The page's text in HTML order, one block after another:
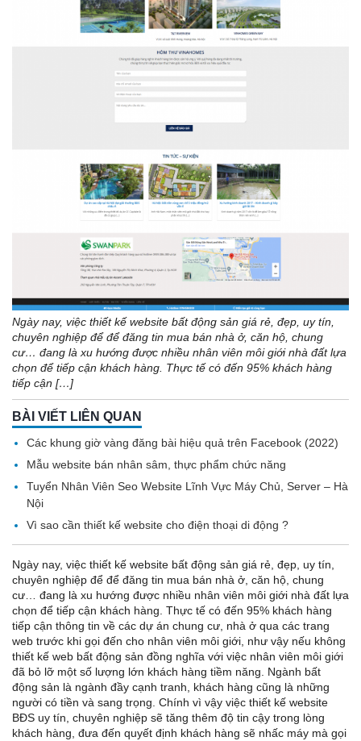
Ngày nay, việc thiết kế website bất động sản giá rẻ, đẹp, uy tín,
chuyên nghiệp để để đăng tin mua bán nhà ở, căn hộ, chung
cư… đang là xu hướng được nhiều nhân viên môi giới nhà đất lựa
chọn để tiếp cận khách hàng. Thực tế có đến 95% khách hàng
tiếp cận […]
BÀI VIẾT LIÊN QUAN
Các khung giờ vàng đăng bài hiệu quả trên Facebook (2022)
Mẫu website bán nhân sâm, thực phẩm chức năng
Tuyển Nhân Viên Seo Website Lĩnh Vực Máy Chủ, Server – Hà
Nội
Vì sao cần thiết kế website cho điện thoại di động ?
Ngày nay, việc thiết kế website bất động sản giá rẻ, đẹp, uy tín,
chuyên nghiệp để để đăng tin mua bán nhà ở, căn hộ, chung
cư… đang là xu hướng được nhiều nhân viên môi giới nhà đất lựa
chọn để tiếp cận khách hàng. Thực tế có đến 95% khách hàng
tiếp cận thông tin về các dự án chung cư, nhà ở qua các trang
web trước khi gọi đến cho nhân viên môi giới, như vậy nếu không
thiết kế web bất động sản đồng nghĩa với việc nhân viên môi giới
đã bỏ lỡ một số lượng lớn khách hàng tiềm năng. Ngành bất
động sản là ngành đầy cạnh tranh, khách hàng cũng là những
người có tiền và sang trọng. Chính vì vậy việc thiết kế website
BĐS uy tín, chuyên nghiệp sẽ tăng thêm độ tin cậy trong lòng
khách hàng, đưa đến quyết định khách hàng sẽ nhấc máy mà gọi